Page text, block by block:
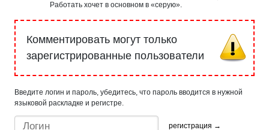
Работать хочет в основном в «серую».
Комментировать могут только
зарегистрированные пользователи
Введите логин и пароль, убедитесь, что пароль вводится в нужной
языковой раскладке и регистре.
регистрация →